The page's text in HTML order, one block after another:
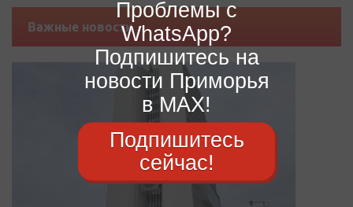
Важные новости
Проблемы с
WhatsApp?
Подпишитесь на
новости Приморья
в MAX!
Подпишитесь
сейчас!